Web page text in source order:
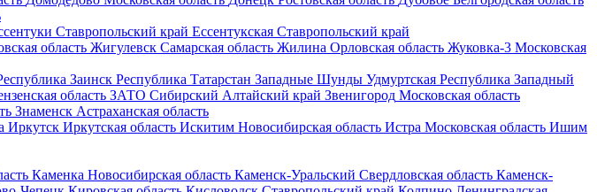
Ставропольский край Ессентукская Ставропольский край
область Жигулевск Самарская область Жилина Орловская область Жуковка-3 Московская
Заинск Республика Татарстан Западные Шунды Удмуртская Республика Западный
область ЗАТО Сибирский Алтайский край Звенигород Московская область
Знаменск Астраханская область
Иркутск Иркутская область Искитим Новосибирская область Истра Московская область Ишим
Каменка Новосибирская область Каменск-Уральский Свердловская область Каменск-